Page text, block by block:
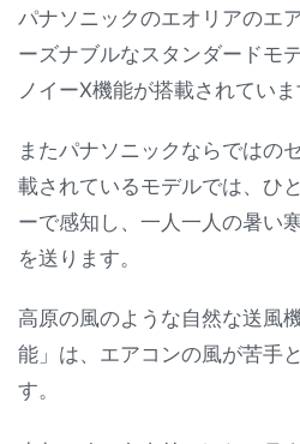
パナソニックのエオリアのエ
ーズナブルなスタンダードモ
ノイーX機能が搭載されていま
またパナソニックならではの
載されているモデルでは、ひ
ーで感知し、一人一人の暑い
を送ります。
高原の風のような自然な送風
能」は、エアコンの風が苦手
す。